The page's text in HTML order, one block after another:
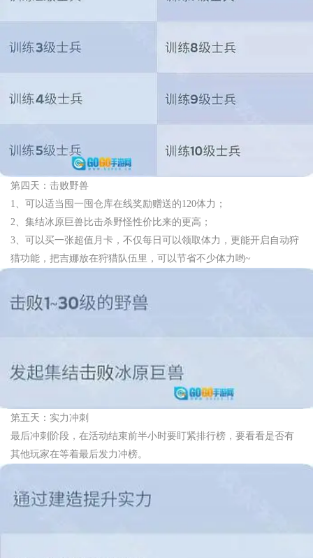
第四天：击败野兽
1、可以适当囤一囤仓库在线奖励赠送的120体力；
2、集结冰原巨兽比击杀野怪性价比来的更高；
3、可以买一张超值月卡，不仅每日可以领取体力，更能开启自动狩
猎功能，把吉娜放在狩猎队伍里，可以节省不少体力哟~
第五天：实力冲刺
最后冲刺阶段，在活动结束前半小时要盯紧排行榜，要看看是否有
其他玩家在等着最后发力冲榜。